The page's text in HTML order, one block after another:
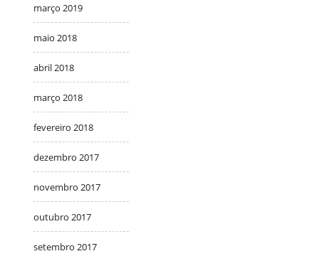
março 2019
maio 2018
abril 2018
março 2018
fevereiro 2018
dezembro 2017
novembro 2017
outubro 2017
setembro 2017